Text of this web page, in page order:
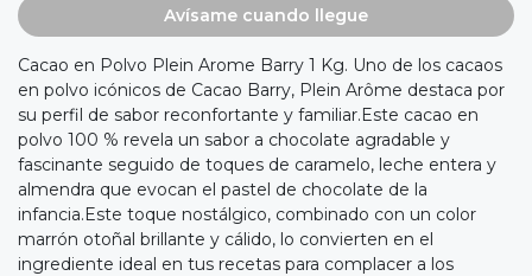
Avísame cuando llegue
Cacao en Polvo Plein Arome Barry 1 Kg. Uno de los cacaos
en polvo icónicos de Cacao Barry, Plein Arôme destaca por
su perfil de sabor reconfortante y familiar.Este cacao en
polvo 100 % revela un sabor a chocolate agradable y
fascinante seguido de toques de caramelo, leche entera y
almendra que evocan el pastel de chocolate de la
infancia.Este toque nostálgico, combinado con un color
marrón otoñal brillante y cálido, lo convierten en el
ingrediente ideal en tus recetas para complacer a los